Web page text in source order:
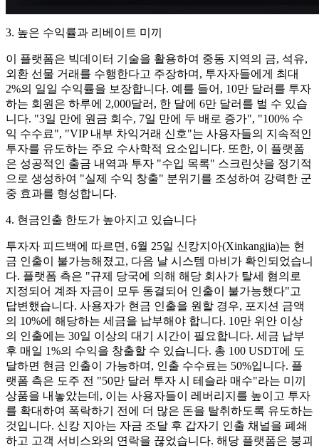
3. 높은 수익률과 리베이트 미끼
이 플랫폼은 빅데이터 기술을 활용하여 중동 지역의 금, 석유,
외환 선물 거래를 수행한다고 주장하며, 투자자들에게 최대
2%의 일일 수익률을 보장합니다. 예를 들어, 10만 달러를 투자
하는 회원은 하루에 2,000달러, 한 달에 6만 달러를 벌 수 있습
니다. "3일 만에 원금 회수, 7일 만에 두 배로 증가", "100% 수
익 수수료", "VIP 내부 차익거래 신호"는 사용자들의 지속적인
투자를 유도하는 주요 수사학적 요소입니다. 또한, 이 플랫폼
은 성공적인 출금 내역과 투자 "수입 목록" 스크린샷을 정기적
으로 생성하여 "실제 수익 창출" 분위기를 조성하여 강력한 군
중 효과를 형성합니다.
4. 현금인출 한도가 높아지고 있습니다
투자자 피드백에 따르면, 6월 25일 신캉지아(Xinkangjia)는 현
금 인출이 불가능해졌고, 다음 날 시스템 마비가 확인되었습니
다. 플랫폼 측은 "규제 당국에 의해 해당 회사가 탈세 혐의로
지정되어 계좌 자금이 모두 동결되어 인출이 불가능했다"고
답변했습니다. 사용자가 현금 인출을 원할 경우, 포지션 금액
의 10%에 해당하는 세금을 납부해야 합니다. 10만 위안 이상
의 인출에는 30일 이상의 대기 시간이 필요합니다. 세금 납부
후 매일 1%의 수익을 창출할 수 있습니다. 총 100 USDT에 도
달하면 현금 인출이 가능하며, 인출 수수료는 50%입니다. 플
랫폼 측은 도주 전 "50만 달러 투자 시 테슬라 매수"라는 미끼
상품을 내놓았는데, 이는 사용자들이 레버리지를 높이고 투자
를 확대하여 폭락하기 전에 더 많은 돈을 탈취하도록 유도하는
것입니다. 신캉 지아는 자금 조달 후 갑자기 인출 채널을 폐쇄
하고 고객 서비스와의 연락을 끊었습니다. 해당 플랫폼은 붕괴